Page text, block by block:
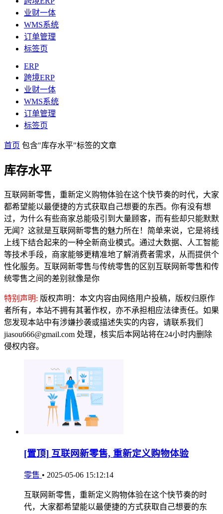
业财一体
WMS系统
订单管理
标签页
ERP
跨境ERP
业财一体
WMS系统
订单管理
标签页
首页 包含"库存水平"标签的文章
库存水平
互联网新零售，重新定义购物体验在这个快节奏的时代，大家
都希望能以最便捷的方式获取自己想要的东西。你有没有想
过，为什么有些商家总能吸引到大量顾客，而有些却只能默默
无闻？这就是互联网新零售的魅力所在！简单来说，它是将线
上线下结合起来的一种全新商业模式。通过大数据、人工智能
等技术手段，商家能够更精准地了解消费者需求，从而提供个
性化服务。互联网新零售与传统零售的区别互联网新零售和传
统零售之间的差别就像是你
特别声明: 版权声明：本文内容由网络用户投稿，版权归原作
者所有，本站不拥有其著作权，亦不承担相应法律责任。如果
您发现本站中有涉嫌抄袭或描述失实的内容，请联系我们
jiasou666@gmail.com 处理，核实后本网站将在24小时内删除
侵权内容。
[置顶] 互联网新零售, 重新定义购物体验
零售 • 2025-05-06 15:12:14
互联网新零售，重新定义购物体验在这个快节奏的时
代，大家都希望能以最便捷的方式获取自己想要的东